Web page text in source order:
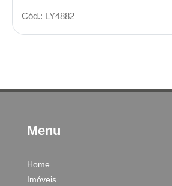
Cód.: LY4882
Menu
Home
Imóveis